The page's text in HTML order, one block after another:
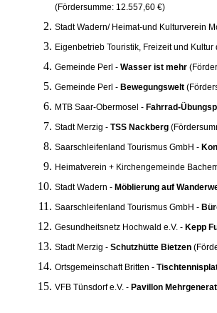
(Fördersumme: 12.557,60 €)
Stadt Wadern/ Heimat-und Kulturverein
Eigenbetrieb Touristik, Freizeit und
Gemeinde Perl - Wasser ist mehr
Gemeinde Perl - Bewegungswelt
MTB Saar-Obermosel - Fahrrad-
Stadt Merzig - TSS Nackberg
Saarschleifenland Tourismus GmbH -
Heimatverein + Kirchengemeinde
Stadt Wadern - Möblierung auf
Saarschleifenland Tourismus GmbH -
Gesundheitsnetz Hochwald e.V. - Kepp
Stadt Merzig - Schutzhütte Bietzen
Ortsgemeinschaft Britten -
VFB Tünsdorf e.V. - Pavillon